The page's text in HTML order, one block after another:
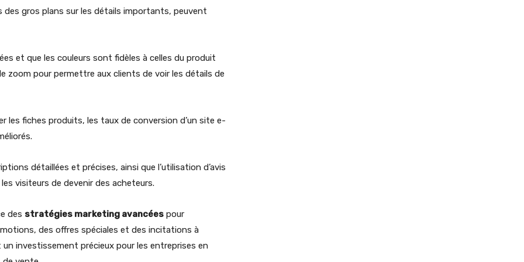
gros plans sur les détails importants, peuvent
et que les couleurs sont fidèles à celles du produit
zoom pour permettre aux clients de voir les détails de
les fiches produits, les taux de conversion d’un site e-
détaillées et précises, ainsi que l’utilisation d’avis
visiteurs de devenir des acheteurs.
des stratégies marketing avancées pour
des offres spéciales et des incitations à
investissement précieux pour les entreprises en